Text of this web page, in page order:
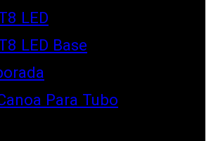
LED
LED Base
Para Tubo